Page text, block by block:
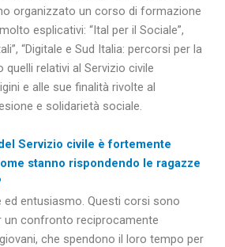
organizzato un corso di formazione
esplicativi: “Ital per il Sociale”,
“Digitale e Sud Italia: percorsi per la
quelli relativi al Servizio civile
e alle sue finalità rivolte al
e solidarietà sociale.
Servizio civile è fortemente
stanno rispondendo le ragazze
ed entusiasmo. Questi corsi sono
un confronto reciprocamente
che spendono il loro tempo per